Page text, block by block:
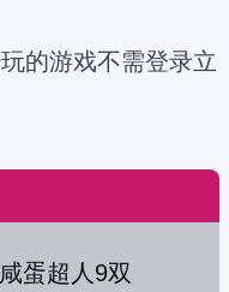
的游戏不需登录立